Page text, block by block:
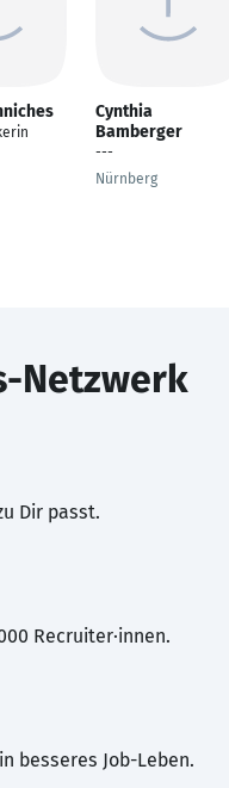
Cynthia
Bamberger
---
Nürnberg
Netzwerk
Dir passt.
Recruiter·innen.
besseres Job-Leben.